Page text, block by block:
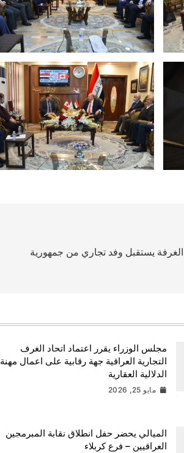
يستقبل وفد تجاري من جمهورية
مجلس الوزراء يقرر اعتماد اتحاد الغرف
التجارية العراقية جهة رقابية على اعمال مهنة
الدلالية العقارية
مايو 25, 2026
الميالي يحضر حفل انطلاق نقابة المبرمجين
العراقيين – فرع كربلاء